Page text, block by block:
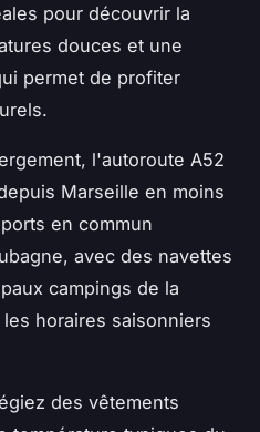
pour découvrir la
douces et une
permet de profiter
l'autoroute A52
Marseille en moins
en commun
avec des navettes
campings de la
horaires saisonniers
des vêtements